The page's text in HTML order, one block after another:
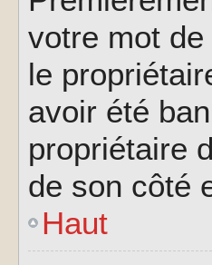
votre mot
le
avoir été
propriétaire
de son côté
Haut